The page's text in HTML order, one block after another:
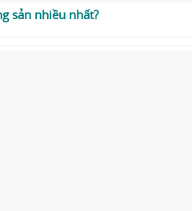
sản nhiều nhất?